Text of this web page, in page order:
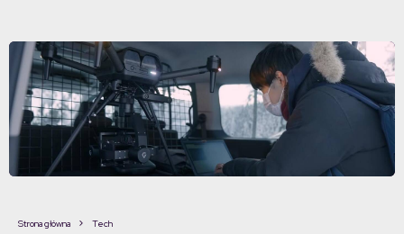
Strona główna Tech